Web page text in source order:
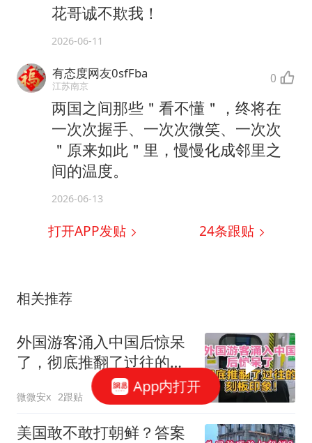
花哥诚不欺我！
2026-06-11
有态度网友0sfFba
江苏南京 0
两国之间那些＂看不懂＂，终将在
一次次握手、一次次微笑、一次次
＂原来如此＂里，慢慢化成邻里之
间的温度。
2026-06-13
打开APP发贴 24条跟贴
相关推荐
外国游客涌入中国后惊呆
了，彻底推翻了过往的刻
微微安x 2跟贴
美国敢不敢打朝鲜？答案
App内打开